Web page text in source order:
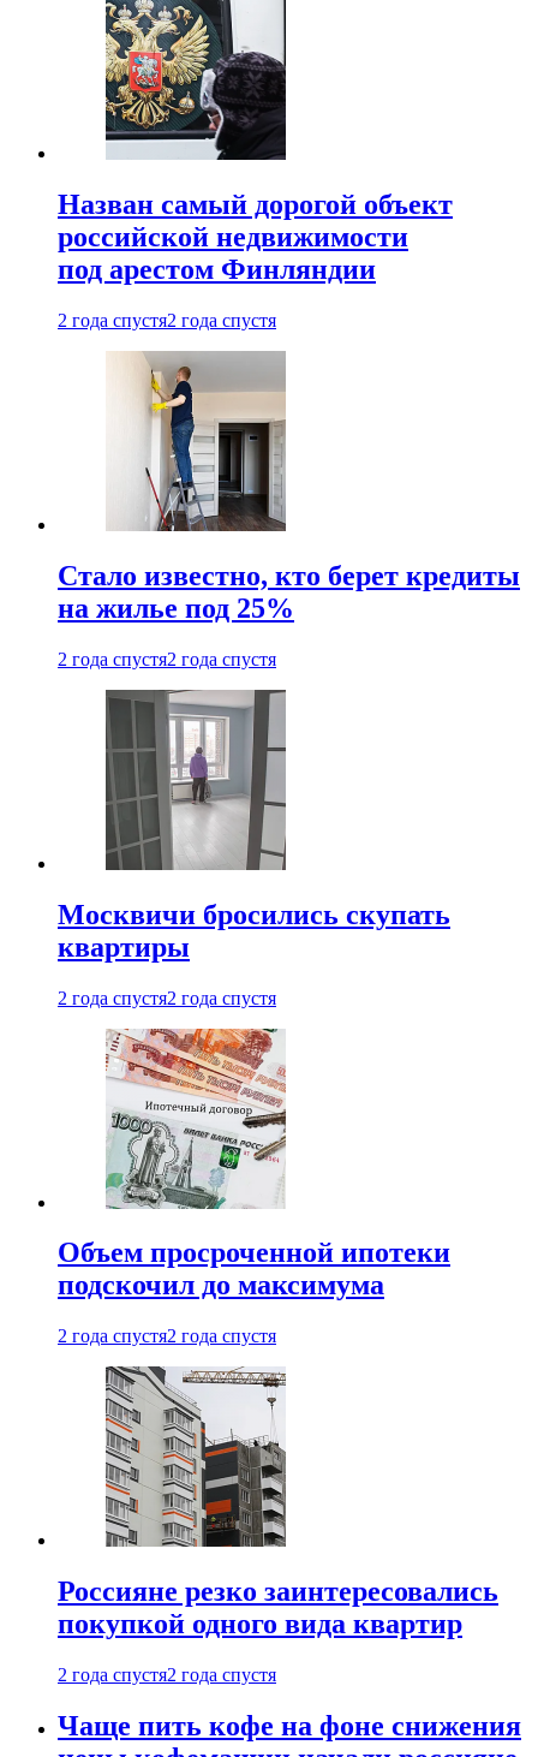
Назван самый дорогой объект
российской недвижимости
под арестом Финляндии
2 года спустя2 года спустя
Стало известно, кто берет кредиты
на жилье под 25%
2 года спустя2 года спустя
Москвичи бросились скупать
квартиры
2 года спустя2 года спустя
Объем просроченной ипотеки
подскочил до максимума
2 года спустя2 года спустя
Россияне резко заинтересовались
покупкой одного вида квартир
2 года спустя2 года спустя
Чаще пить кофе на фоне снижения